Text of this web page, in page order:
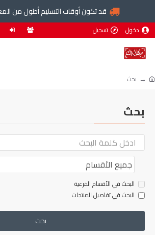
قد تكون أوقات التسليم أطول من
دخول
تسجيل
بحث
بحث
البحث في الأقسام الفرعية
البحث في تفاصيل المنتجات
بحث